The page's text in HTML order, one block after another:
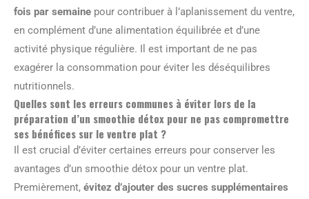
fois par semaine pour contribuer à l’aplanissement du ventre,
en complément d’une alimentation équilibrée et d’une
activité physique régulière. Il est important de ne pas
exagérer la consommation pour éviter les déséquilibres
nutritionnels.
Quelles sont les erreurs communes à éviter lors de la
préparation d’un smoothie détox pour ne pas compromettre
ses bénéfices sur le ventre plat ?
Il est crucial d’éviter certaines erreurs pour conserver les
avantages d’un smoothie détox pour un ventre plat.
Premièrement, évitez d’ajouter des sucres supplémentaires